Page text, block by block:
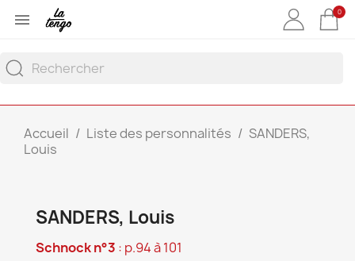
 0
Accueil Liste des personnalités
SANDERS,
Louis
SANDERS, Louis
Schnock n°3 : p.94 à 101